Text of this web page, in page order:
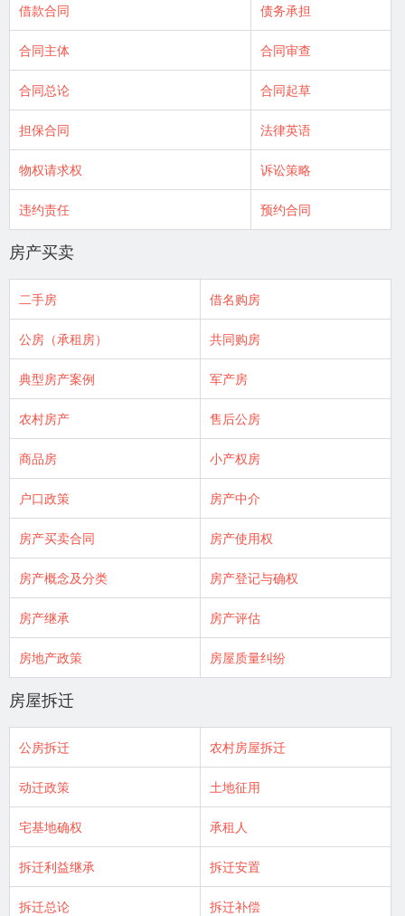
借款合同 债务承担
合同主体 合同审查
合同总论 合同起草
担保合同 法律英语
物权请求权 诉讼策略
违约责任 预约合同
房产买卖
二手房 借名购房
公房（承租房） 共同购房
典型房产案例 军产房
农村房产 售后公房
商品房 小产权房
户口政策 房产中介
房产买卖合同 房产使用权
房产概念及分类 房产登记与确权
房产继承 房产评估
房地产政策 房屋质量纠纷
房屋拆迁
公房拆迁 农村房屋拆迁
动迁政策 土地征用
宅基地确权 承租人
拆迁利益继承 拆迁安置
拆迁总论 拆迁补偿